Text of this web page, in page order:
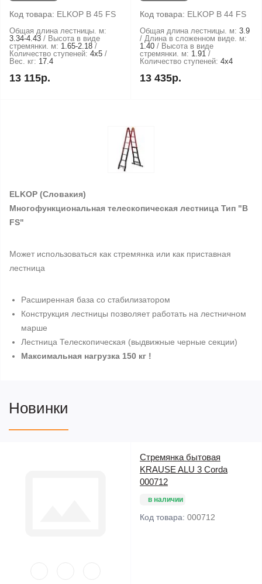
Код товара: ELKOP B 45 FS
Общая длина лестницы. м:
3.34-4.43
Высота в виде
стремянки. м: 1.65-2.18
Количество ступеней: 4х5
Вес. кг: 17.4
13 115р.
Код товара: ELKOP B 44 FS
Общая длина лестницы. м: 3.9
Длина в сложенном виде. м:
1.40
Высота в виде
стремянки. м: 1.91
Количество ступеней: 4х4
13 435р.
ELKOP (Словакия)
Многофункциональная телескопическая лестница Тип "B
FS"
Может использоваться как стремянка или как приставная
лестница
Расширенная база со стабилизатором
Конструкция лестницы позволяет работать на лестничном
марше
Лестница Телескопическая (выдвижные черные секции)
Максимальная нагрузка 150 кг !
Новинки
Стремянка бытовая
KRAUSE ALU 3 Corda
000712
в наличии
Код товара: 000712